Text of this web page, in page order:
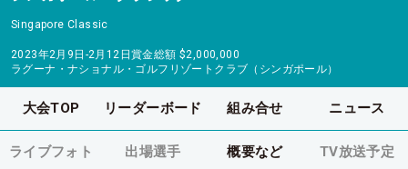
Singapore Classic
2023年2月9日-2月12日賞金総額 $2,000,000
ラグーナ・ナショナル・ゴルフリゾートクラブ（シンガポール）
大会TOP リーダーボード 組み合せ ニュース
ライブフォト 出場選手 概要など TV放送予定